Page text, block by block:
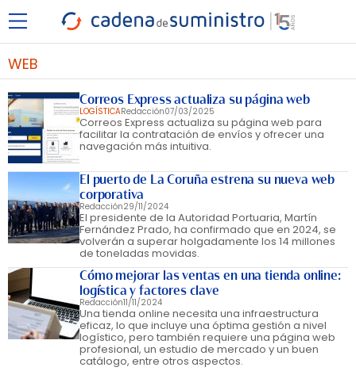
WEB
Correos Express actualiza su página web
LOGÍSTICARedacción07/03/2025
Correos Express actualiza su página web para
facilitar la contratación de envíos y ofrecer una
navegación más intuitiva.
El puerto de La Coruña estrena su nueva web
corporativa
Redacción29/11/2024
El presidente de la Autoridad Portuaria, Martín
Fernández Prado, ha confirmado que en 2024, se
volverán a superar holgadamente los 14 millones
de toneladas movidas.
Cómo mejorar las ventas en una tienda online:
logística y factores clave
Redacción11/11/2024
Una tienda online necesita una infraestructura
eficaz, lo que incluye una óptima gestión a nivel
logístico, pero también requiere una página web
profesional, un estudio de mercado y un buen
catálogo, entre otros aspectos.